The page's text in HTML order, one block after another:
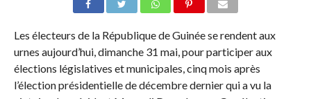
Les électeurs de la République de Guinée se rendent aux
urnes aujourd’hui, dimanche 31 mai, pour participer aux
élections législatives et municipales, cinq mois après
l’élection présidentielle de décembre dernier qui a vu la